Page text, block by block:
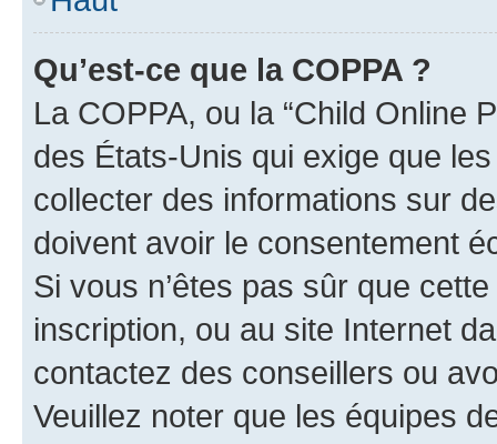
Qu’est-ce que la COPPA ?
La COPPA, ou la “Child Online
des États-Unis qui exige que
collecter des informations sur
doivent avoir le consentement
Si vous n’êtes pas sûr que
inscription, ou au site Internet
contactez des conseillers ou
Veuillez noter que les équipes